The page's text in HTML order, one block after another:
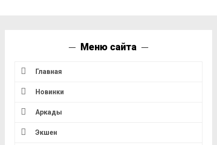
Меню сайта
Главная
Новинки
Аркады
Экшен